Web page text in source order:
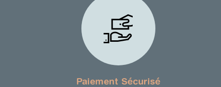
Paiement Sécurisé